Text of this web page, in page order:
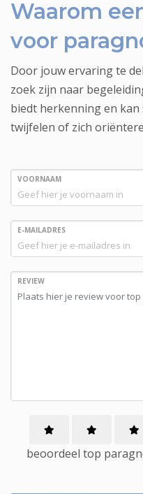
Waarom
voor
Door jouw ervaring te
zoek zijn naar
biedt herkenning en kan
twijfelen of zich
VOORNAAM
E-MAILADRES
REVIEW
beoordeel top